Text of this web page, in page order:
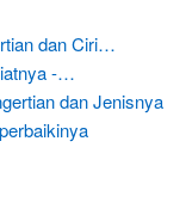
dan Ciri…
-…
dan Jenisnya